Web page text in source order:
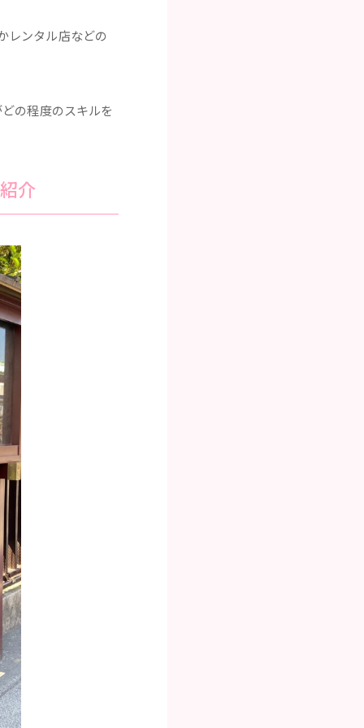
レンタル店などの
の程度のスキルを
介